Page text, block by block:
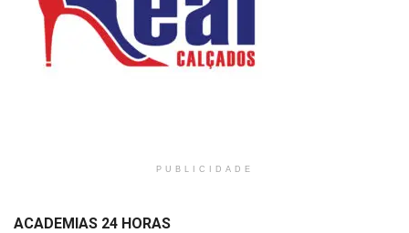
PUBLICIDADE
ACADEMIAS 24 HORAS